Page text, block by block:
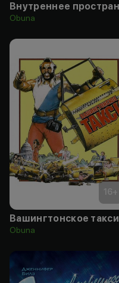
Obuna
16+
Вашингтонское такси
Obuna